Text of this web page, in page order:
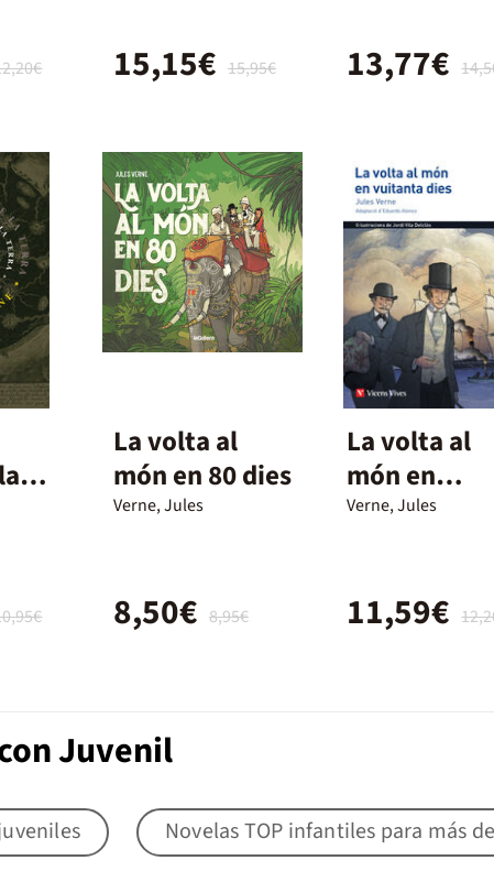
15,95€
15,15€ 13,77€
La volta al
món en 80 dies
Verne, Jules
8,95€
8,50€
La volta al
món en
vuitanta dies
Verne, Jules
11,59€
Juvenil
Novelas TOP infantiles para más